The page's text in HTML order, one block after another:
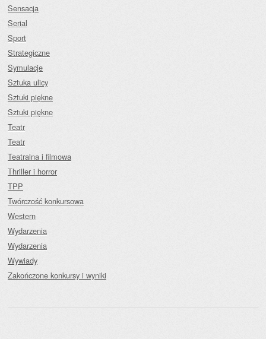
Sensacja
Serial
Sport
Strategiczne
Symulacje
Sztuka ulicy
Sztuki piękne
Sztuki piękne
Teatr
Teatr
Teatralna i filmowa
Thriller i horror
TPP
Twórczość konkursowa
Western
Wydarzenia
Wydarzenia
Wywiady
Zakończone konkursy i wyniki